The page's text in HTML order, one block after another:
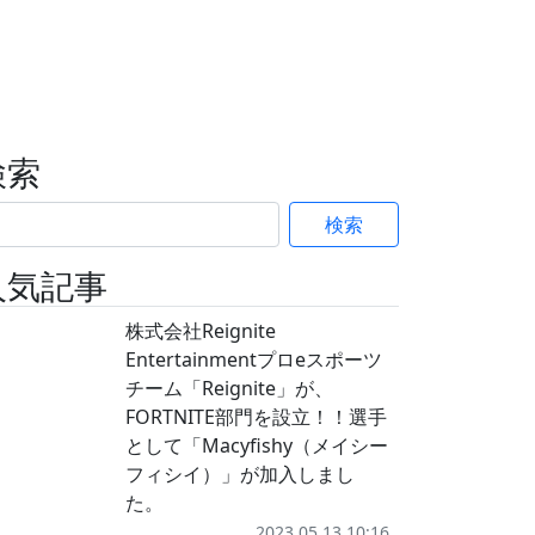
検索
記事
株式会社Reignite
Entertainmentプロeスポーツ
チーム「Reignite」が、
FORTNITE部門を設立！！選手
として「Macyfishy（メイシー
フィシイ）」が加入しまし
た。